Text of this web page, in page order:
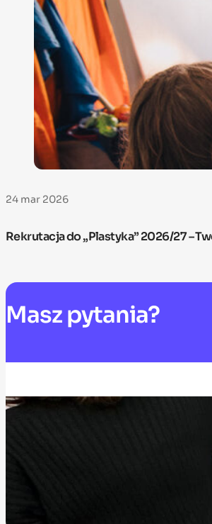
24 mar 2026
Rekrutacja do „Plastyka” 2026/27 –
Masz pytania?